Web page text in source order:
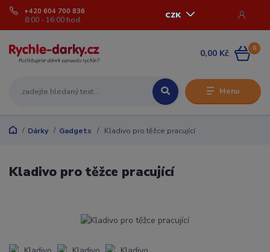
Menu
CZK
+420 604 700 836
8:00 - 16:00 hod.
0
0,00 Kč
Dárky Gadgets Kladivo pro těžce pracující
Kladivo pro těžce pracující